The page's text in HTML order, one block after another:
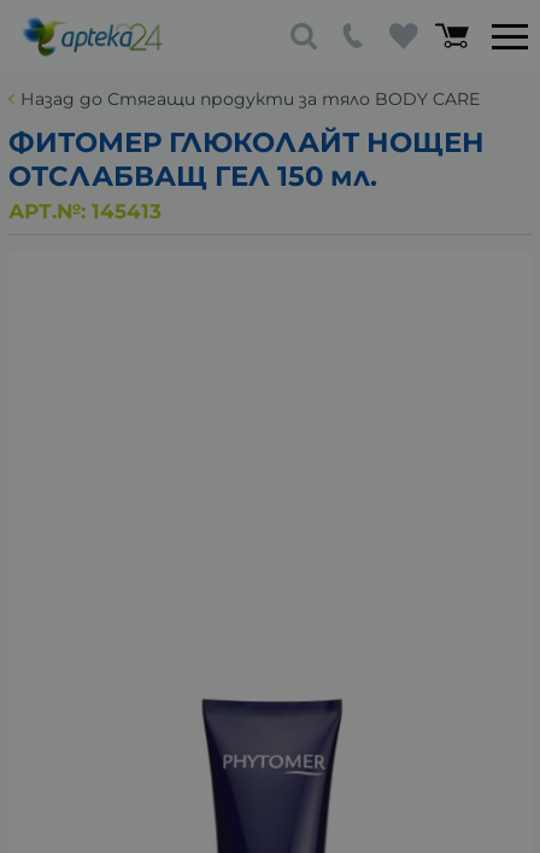
Назад до Стягащи продукти за тяло BODY CARE
ФИТОМЕР ГЛЮКОЛАЙТ НОЩЕН
ОТСЛАБВАЩ ГЕЛ 150 мл.
АРТ.№: 145413